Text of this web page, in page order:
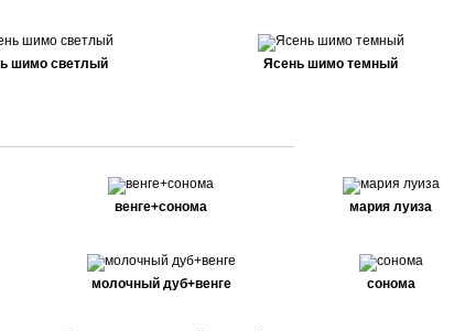
шимо светлый Ясень шимо темный
венге+сонома мария луиза
молочный дуб+венге сонома